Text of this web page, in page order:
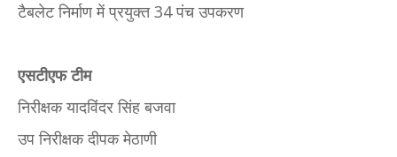
टैबलेट निर्माण में प्रयुक्त 34 पंच उपकरण
एसटीएफ टीम
निरीक्षक यादविंदर सिंह बजवा
उप निरीक्षक दीपक मेठाणी